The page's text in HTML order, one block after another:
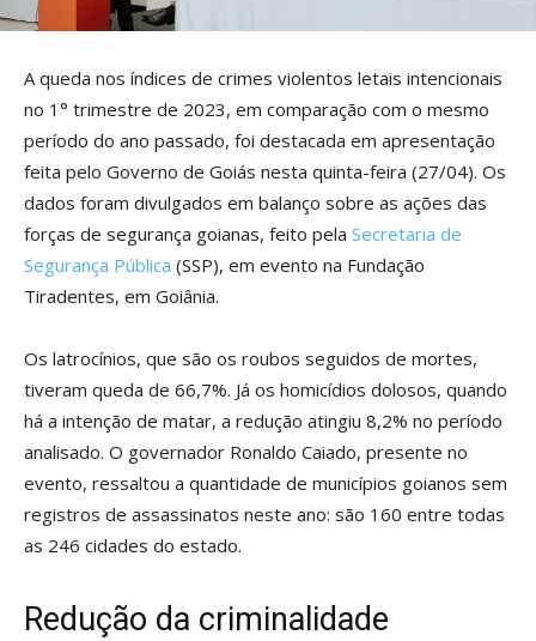
A queda nos índices de crimes violentos letais intencionais
no 1° trimestre de 2023, em comparação com o mesmo
período do ano passado, foi destacada em apresentação
feita pelo Governo de Goiás nesta quinta-feira (27/04). Os
dados foram divulgados em balanço sobre as ações das
forças de segurança goianas, feito pela Secretaria de
Segurança Pública (SSP), em evento na Fundação
Tiradentes, em Goiânia.
Os latrocínios, que são os roubos seguidos de mortes,
tiveram queda de 66,7%. Já os homicídios dolosos, quando
há a intenção de matar, a redução atingiu 8,2% no período
analisado. O governador Ronaldo Caiado, presente no
evento, ressaltou a quantidade de municípios goianos sem
registros de assassinatos neste ano: são 160 entre todas
as 246 cidades do estado.
Redução da criminalidade